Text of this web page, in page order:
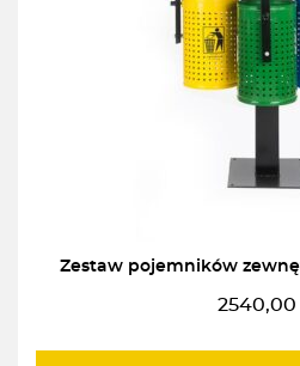
Zestaw pojemników
2540,00